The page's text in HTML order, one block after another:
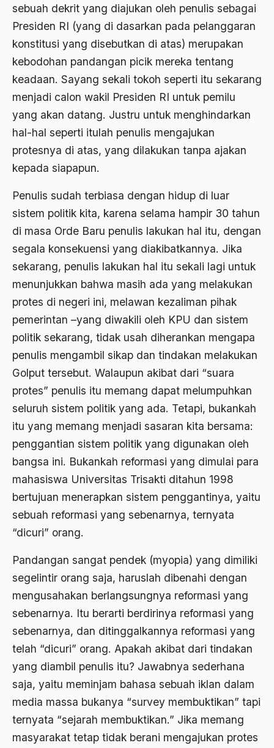
sebuah dekrit yang diajukan oleh penulis sebagai
Presiden RI (yang di dasarkan pada pelanggaran
konstitusi yang disebutkan di atas) merupakan
kebodohan pandangan picik mereka tentang
keadaan. Sayang sekali tokoh seperti itu sekarang
menjadi calon wakil Presiden RI untuk pemilu
yang akan datang. Justru untuk menghindarkan
hal-hal seperti itulah penulis mengajukan
protesnya di atas, yang dilakukan tanpa ajakan
kepada siapapun.
Penulis sudah terbiasa dengan hidup di luar
sistem politik kita, karena selama hampir 30 tahun
di masa Orde Baru penulis lakukan hal itu, dengan
segala konsekuensi yang diakibatkannya. Jika
sekarang, penulis lakukan hal itu sekali lagi untuk
menunjukkan bahwa masih ada yang melakukan
protes di negeri ini, melawan kezaliman pihak
pemerintan –yang diwakili oleh KPU dan sistem
politik sekarang, tidak usah diherankan mengapa
penulis mengambil sikap dan tindakan melakukan
Golput tersebut. Walaupun akibat dari “suara
protes” penulis itu memang dapat melumpuhkan
seluruh sistem politik yang ada. Tetapi, bukankah
itu yang memang menjadi sasaran kita bersama:
penggantian sistem politik yang digunakan oleh
bangsa ini. Bukankah reformasi yang dimulai para
mahasiswa Universitas Trisakti ditahun 1998
bertujuan menerapkan sistem penggantinya, yaitu
sebuah reformasi yang sebenarnya, ternyata
“dicuri” orang.
Pandangan sangat pendek (myopia) yang dimiliki
segelintir orang saja, haruslah dibenahi dengan
mengusahakan berlangsungnya reformasi yang
sebenarnya. Itu berarti berdirinya reformasi yang
sebenarnya, dan ditinggalkannya reformasi yang
telah “dicuri” orang. Apakah akibat dari tindakan
yang diambil penulis itu? Jawabnya sederhana
saja, yaitu meminjam bahasa sebuah iklan dalam
media massa bukanya “survey membuktikan” tapi
ternyata “sejarah membuktikan.” Jika memang
masyarakat tetap tidak berani mengajukan protes
ajaran kemasyarakatan
Ajengan SIngaparna
Akademi Betawi
Akademi Jakarta
Akbar tanjung
akhlak
Aktivis
Aktivis Muda
akulturasi
akulturasi budaya
Al Asnawi
al qaeda
Al-Ghazali
Al-Ikhwanu Al-Muslimun
Al-Ikhwanul Muslimin
al-Khalil Ibnu Ahmad al-Farahidi
Al-Maududi
Al-qua'an dan Hadist
al-quran
Ali Khomeini
Ali Murtopo
Ali Shariati
Ali Sidikin
Ali Syahbana
Aliran AHmadiyah
Aliran Kepercayaan
Alistair Cook